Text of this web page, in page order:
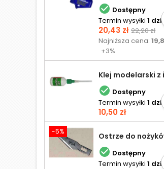
 Dostępny
Termin wysyłki 1
Cena
20,43 zł Cena
22,20 zł
Najniższa cena:
+3%
 Dostępny
Termin wysyłki 1
Cena
10,50 zł
-5%
 Dostępny
Termin wysyłki 1